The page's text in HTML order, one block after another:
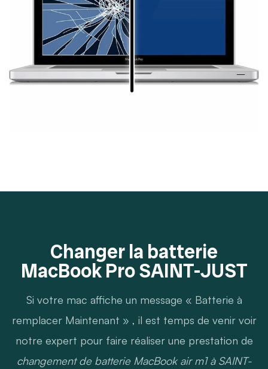
Changer la batterie
MacBook Pro SAINT-JUST
Si votre mac affiche un message « Batterie à
remplacer Maintenant » , il est temps de venir voir
notre expert pour faire réaliser une prestation de
changement de batterie MacBook air m1 à SAINT-